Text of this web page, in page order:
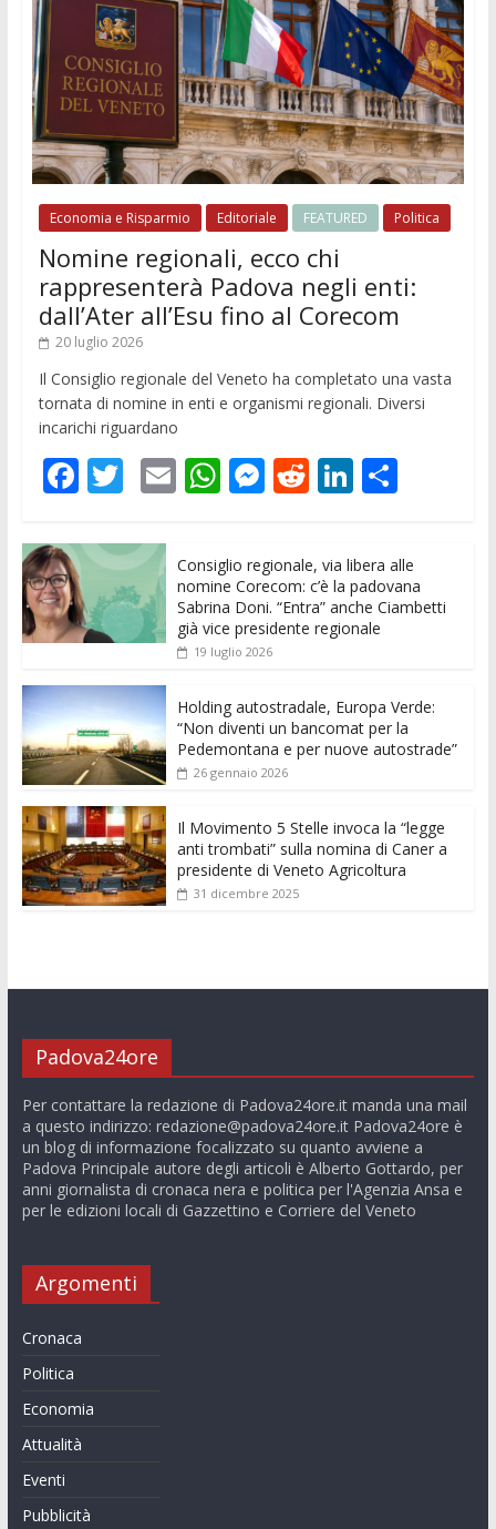
Economia e Risparmio Editoriale FEATURED Politica
Nomine regionali, ecco chi
rappresenterà Padova negli enti:
dall’Ater all’Esu fino al Corecom
20 luglio 2026
Il Consiglio regionale del Veneto ha completato una vasta
tornata di nomine in enti e organismi regionali. Diversi
incarichi riguardano
F
e
b
o
o
k
T
itt
er
E
l
W
at
s
A
p
M
e
n
g
R
di
t
Li
k
e
dI
C
n
di
vi
Consiglio regionale, via libera alle
nomine Corecom: c’è la padovana
Sabrina Doni. “Entra” anche Ciambetti
già vice presidente regionale
19 luglio 2026
Holding autostradale, Europa Verde:
“Non diventi un bancomat per la
Pedemontana e per nuove autostrade”
26 gennaio 2026
Il Movimento 5 Stelle invoca la “legge
anti trombati” sulla nomina di Caner a
presidente di Veneto Agricoltura
31 dicembre 2025
Padova24ore
Per contattare la redazione di Padova24ore.it manda una mail
a questo indirizzo: redazione@padova24ore.itPadova24ore è
un blog di informazione focalizzato su quanto avviene a
Padova Principale autore degli articoli è Alberto Gottardo, per
anni giornalista di cronaca nera e politica per l'Agenzia Ansa e
per le edizioni locali di Gazzettino e Corriere del Veneto
Argomenti
Cronaca
Politica
Economia
Attualità
Eventi
Pubblicità